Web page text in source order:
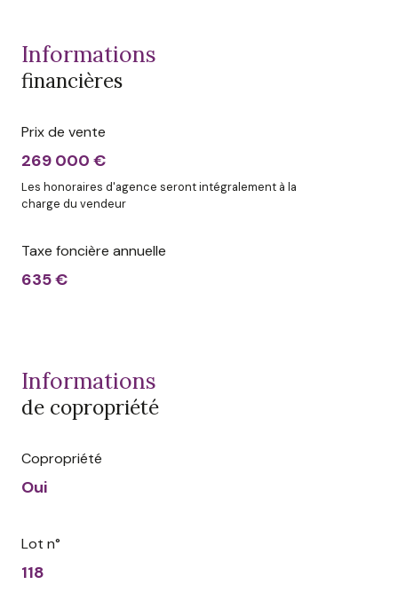
informations
financières
Prix de vente
269 000 €
Les honoraires d'agence seront intégralement à la
charge du vendeur
Taxe foncière annuelle
635 €
informations
de copropriété
Copropriété
Oui
Lot n°
118